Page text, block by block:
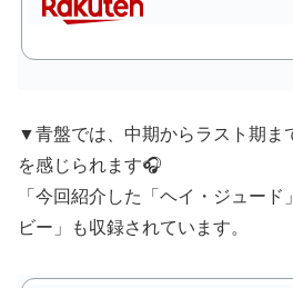
▼青盤では、中期からラスト期ま
を感じられます🎧
「今回紹介した「ヘイ・ジュード
ビー」も収録されています。